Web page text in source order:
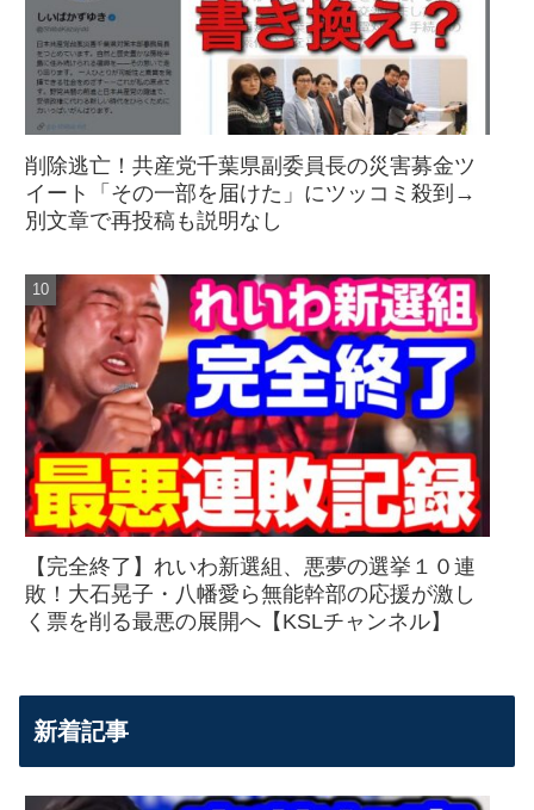
削除逃亡！共産党千葉県副委員長の災害募金ツ
イート「その一部を届けた」にツッコミ殺到→
別文章で再投稿も説明なし
【完全終了】れいわ新選組、悪夢の選挙１０連
敗！大石晃子・八幡愛ら無能幹部の応援が激し
く票を削る最悪の展開へ【KSLチャンネル】
新着記事